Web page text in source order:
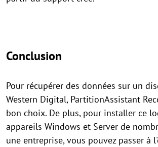
Conclusion
Pour récupérer des données sur un
Western Digital, PartitionAssistant
bon choix. De plus, pour installer ce
appareils Windows et Server de
une entreprise, vous pouvez passer à